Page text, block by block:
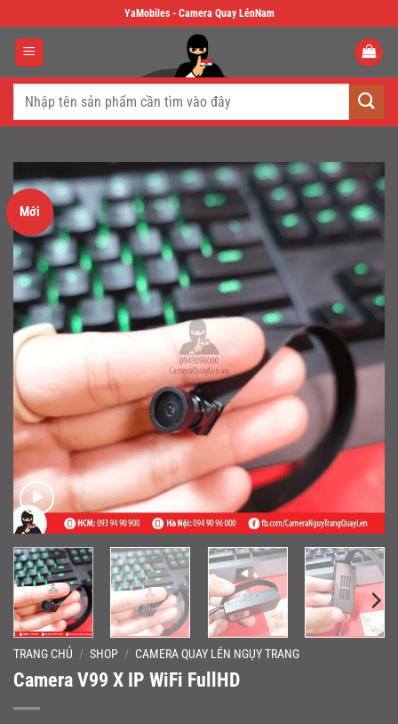
to
content
YaMobiles - Camera Quay LénNam
Tìm
Mới
TRANG CHỦ / SHOP / CAMERA QUAY LÉN NGỤY TRANG
Camera V99 X IP WiFi FullHD